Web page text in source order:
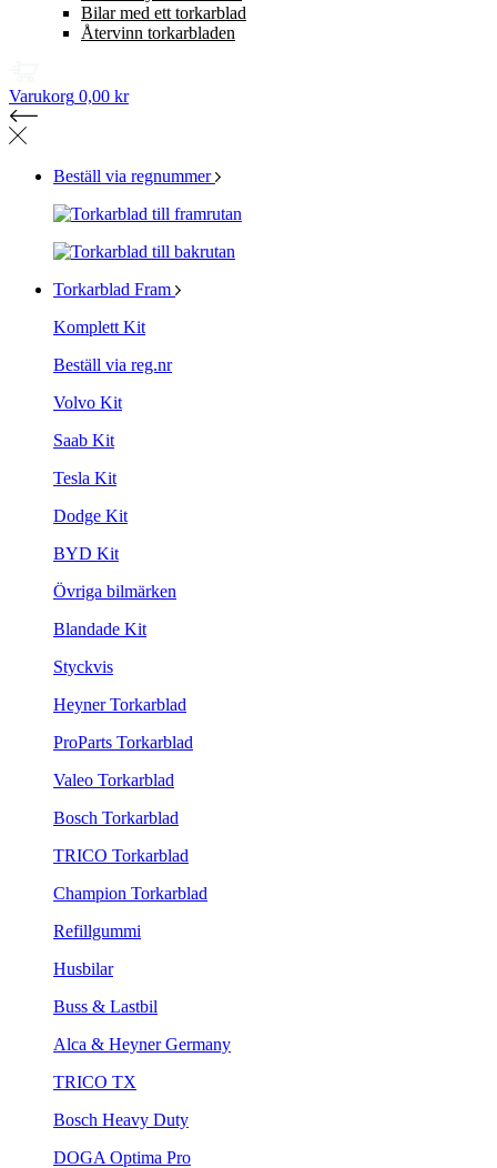
Bilar med ett torkarblad
Återvinn torkarbladen
Varukorg 0,00 kr
Beställ via regnummer
Torkarblad Fram
Komplett Kit
Beställ via reg.nr
Volvo Kit
Saab Kit
Tesla Kit
Dodge Kit
BYD Kit
Övriga bilmärken
Blandade Kit
Styckvis
Heyner Torkarblad
ProParts Torkarblad
Valeo Torkarblad
Bosch Torkarblad
TRICO Torkarblad
Champion Torkarblad
Refillgummi
Husbilar
Buss & Lastbil
Alca & Heyner Germany
TRICO TX
Bosch Heavy Duty
DOGA Optima Pro